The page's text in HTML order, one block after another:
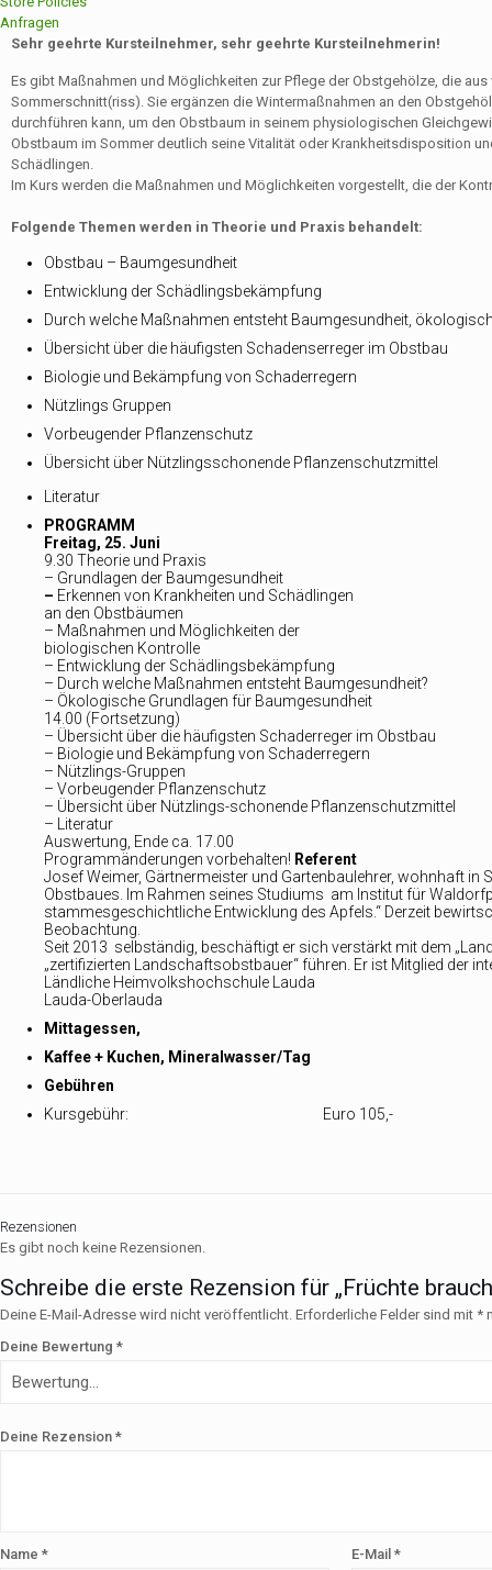
Anfragen
Sehr geehrte Kursteilnehmer, sehr geehrte Kursteilnehmerin!
Es gibt Maßnahmen und Möglichkeiten zur Pflege der Obstgehölze, die
Sommerschnitt(riss). Sie ergänzen die Wintermaßnahmen an den
durchführen kann, um den Obstbaum in seinem physiologischen
Obstbaum im Sommer deutlich seine Vitalität oder Krankheitsdisposition
Schädlingen.
Im Kurs werden die Maßnahmen und Möglichkeiten vorgestellt, die der
Folgende Themen werden in Theorie und Praxis behandelt:
Obstbau – Baumgesundheit
Entwicklung der Schädlingsbekämpfung
Durch welche Maßnahmen entsteht Baumgesundheit,
Übersicht über die häufigsten Schadenserreger im Obstbau
Biologie und Bekämpfung von Schaderregern
Nützlings Gruppen
Vorbeugender Pflanzenschutz
Übersicht über Nützlingsschonende Pflanzenschutzmittel
Literatur
PROGRAMM
Freitag, 25. Juni
9.30 Theorie und Praxis
– Grundlagen der Baumgesundheit
– Erkennen von Krankheiten und Schädlingen
an den Obstbäumen
– Maßnahmen und Möglichkeiten der
biologischen Kontrolle
– Entwicklung der Schädlingsbekämpfung
– Durch welche Maßnahmen entsteht Baumgesundheit?
– Ökologische Grundlagen für Baumgesundheit
14.00 (Fortsetzung)
– Übersicht über die häufigsten Schaderreger im Obstbau
– Biologie und Bekämpfung von Schaderregern
– Nützlings-Gruppen
– Vorbeugender Pflanzenschutz
– Übersicht über Nützlings-schonende Pflanzenschutzmittel
– Literatur
Auswertung, Ende ca. 17.00
Programmänderungen vorbehalten! Referent
Josef Weimer, Gärtnermeister und Gartenbaulehrer, wohnhaft
Obstbaues. Im Rahmen seines Studiums am Institut für
stammesgeschichtliche Entwicklung des Apfels.“ Derzeit
Beobachtung.
Seit 2013 selbständig, beschäftigt er sich verstärkt mit dem
„zertifizierten Landschaftsobstbauer“ führen. Er ist Mitglied der
Ländliche Heimvolkshochschule Lauda
Lauda-Oberlauda
Mittagessen,
Kaffee + Kuchen, Mineralwasser/Tag
Gebühren
Kursgebühr: Euro 105,-
Rezensionen
Es gibt noch keine Rezensionen.
Schreibe die erste Rezension für „Früchte
Deine E-Mail-Adresse wird nicht veröffentlicht. Erforderliche Felder sind mit *
Deine Bewertung *
Deine Rezension *
Name * E-Mail *